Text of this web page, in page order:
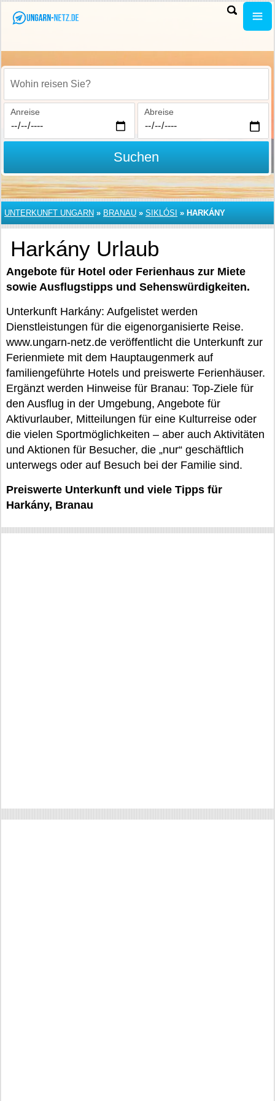
Wohin reisen Sie?
Anreise Abreise
Suchen
UNTERKUNFT UNGARN » BRANAU » SIKLÓSI » HARKÁNY
Harkány Urlaub
Angebote für Hotel oder Ferienhaus zur Miete
sowie Ausflugstipps und Sehenswürdigkeiten.
Unterkunft Harkány: Aufgelistet werden
Dienstleistungen für die eigenorganisierte Reise.
www.ungarn-netz.de veröffentlicht die Unterkunft zur
Ferienmiete mit dem Hauptaugenmerk auf
familiengeführte Hotels und preiswerte Ferienhäuser.
Ergänzt werden Hinweise für Branau: Top-Ziele für
den Ausflug in der Umgebung, Angebote für
Aktivurlauber, Mitteilungen für eine Kulturreise oder
die vielen Sportmöglichkeiten – aber auch Aktivitäten
und Aktionen für Besucher, die „nur“ geschäftlich
unterwegs oder auf Besuch bei der Familie sind.
Preiswerte Unterkunft und viele Tipps für
Harkány, Branau